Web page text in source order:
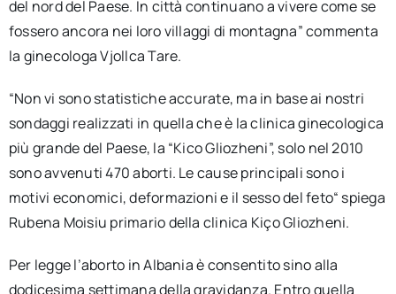
del nord del Paese. In città continuano a vivere come se
fossero ancora nei loro villaggi di montagna” commenta
la ginecologa Vjollca Tare.
“Non vi sono statistiche accurate, ma in base ai nostri
sondaggi realizzati in quella che è la clinica ginecologica
più grande del Paese, la “Kico Gliozheni”, solo nel 2010
sono avvenuti 470 aborti. Le cause principali sono i
motivi economici, deformazioni e il sesso del feto“ spiega
Rubena Moisiu primario della clinica Kiço Gliozheni.
Per legge l’aborto in Albania è consentito sino alla
dodicesima settimana della gravidanza. Entro quella